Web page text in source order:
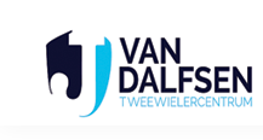
primary
navigation
footer